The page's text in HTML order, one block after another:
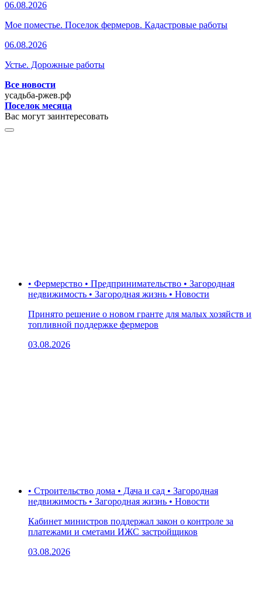
06.08.2026
Мое поместье. Поселок фермеров. Кадастровые работы
06.08.2026
Устье. Дорожные работы
Все новости
усадьба-ржев.рф
Поселок месяца
Вас могут заинтересовать
• Фермерство • Предпринимательство • Загородная
недвижимость • Загородная жизнь • Новости
Принято решение о новом гранте для малых хозяйств и
топливной поддержке фермеров
03.08.2026
• Строительство дома • Дача и сад • Загородная
недвижимость • Загородная жизнь • Новости
Кабинет министров поддержал закон о контроле за
платежами и сметами ИЖС застройщиков
03.08.2026